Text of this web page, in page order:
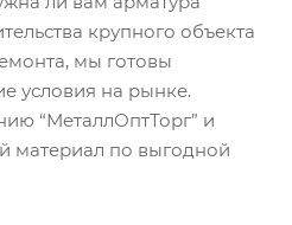
крупного объекта
мы готовы
условия на рынке.
“МеталлОптТорг” и
материал по выгодной